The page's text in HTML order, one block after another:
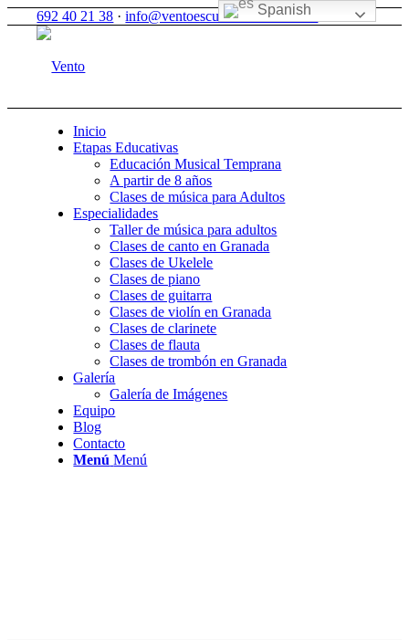
692 40 21 38 ·info@ventoescuelademusica.com
Inicio
Etapas Educativas
Educación Musical Temprana
A partir de 8 años
Clases de música para Adultos
Especialidades
Taller de música para adultos
Clases de canto en Granada
Clases de Ukelele
Clases de piano
Clases de guitarra
Clases de violín en Granada
Clases de clarinete
Clases de flauta
Clases de trombón en Granada
Galería
Galería de Imágenes
Equipo
Blog
Contacto
Menú Menú
Spanish